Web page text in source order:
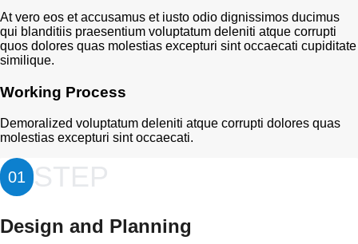
At vero eos et accusamus et iusto odio dignissimos ducimus
qui blanditiis praesentium voluptatum deleniti atque corrupti
quos dolores quas molestias excepturi sint occaecati cupiditate
similique.
Working Process
Demoralized voluptatum deleniti atque corrupti dolores quas
molestias excepturi sint occaecati.
01 STEP
Design and Planning